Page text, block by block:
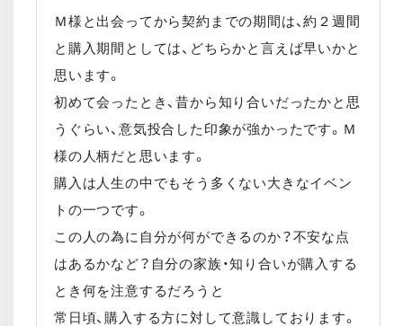
Ｍ様と出会ってから契約までの期間は、約２週間
と購入期間としては、どちらかと言えば早いかと
思います。
初めて会ったとき、昔から知り合いだったかと思
うぐらい、意気投合した印象が強かったです。Ｍ
様の人柄だと思います。
購入は人生の中でもそう多くない大きなイベン
トの一つです。
この人の為に自分が何ができるのか？不安な点
はあるかなど？自分の家族・知り合いが購入する
とき何を注意するだろうと
常日頃、購入する方に対して意識しております。